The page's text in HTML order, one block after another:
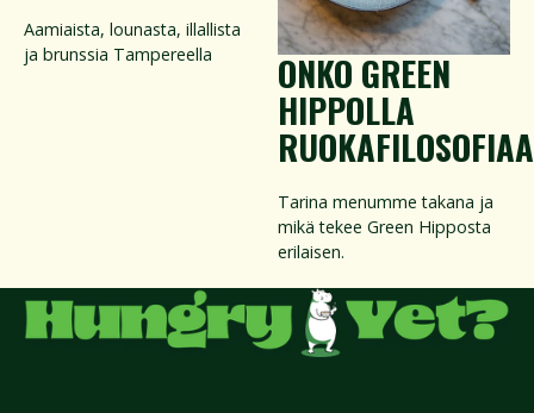
Aamiaista, lounasta, illallista
ja brunssia Tampereella
ONKO GREEN
HIPPOLLA
Tarina menumme takana ja
mikä tekee Green Hipposta
erilaisen.